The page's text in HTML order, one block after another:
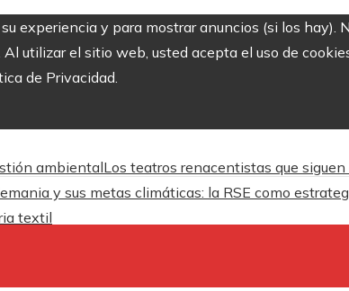
experiencia y para mostrar anuncios (si los
utilizar el sitio web, usted acepta el uso de
de Privacidad.
ambientalLos teatros renacentistas que
y sus metas climáticas: la RSE como
textil